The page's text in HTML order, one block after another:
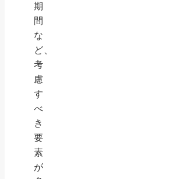
期
間
な
ど、
考
慮
す
べ
き
要
素
が